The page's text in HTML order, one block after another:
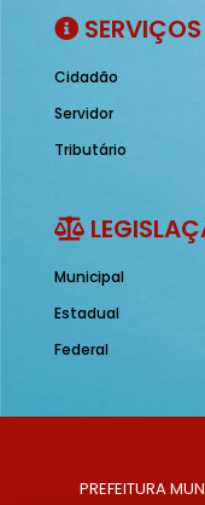
SERVIÇOS
Cidadão
Servidor
Tributário
Municipal
Estadual
Federal
PREFEITURA